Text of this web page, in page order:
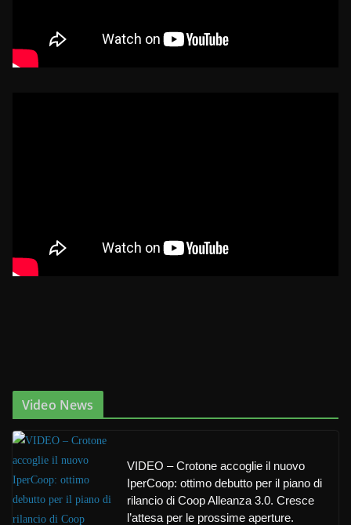
Video News
VIDEO – Crotone accoglie il nuovo
IperCoop: ottimo debutto per il piano di
rilancio di Coop Alleanza 3.0. Cresce
l’attesa per le prossime aperture.